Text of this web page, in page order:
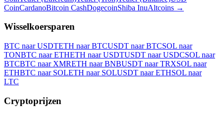
CoinCardanoBitcoin CashDogecoinShiba InuAltcoins →
Wisselkoersparen
BTC naar USDTETH naar BTCUSDT naar BTCSOL naar
TONBTC naar ETHETH naar USDTUSDT naar USDCSOL naar
BTCBTC naar XMRETH naar BNBUSDT naar TRXSOL naar
ETHBTC naar SOLETH naar SOLUSDT naar ETHSOL naar
LTC
Cryptoprijzen